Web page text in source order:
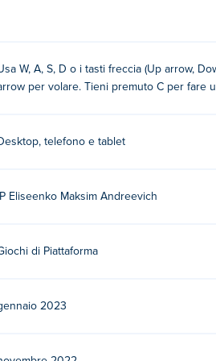
Gioca agli altri giochi casual su
Graffiti Time?
mobili e desktop?
W, A, S, D o i tasti freccia (Up arrow,
per volare. Tieni premuto C per fare
telefono e tablet
IP Eliseenko Maksim Andreevich
di Piattaforma
2023